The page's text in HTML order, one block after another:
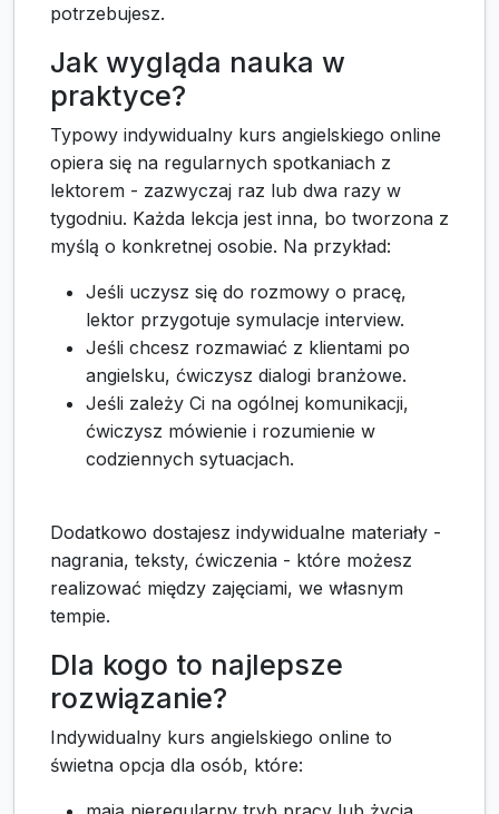
potrzebujesz.
Jak wygląda nauka w
praktyce?
Typowy indywidualny kurs angielskiego online
opiera się na regularnych spotkaniach z
lektorem - zazwyczaj raz lub dwa razy w
tygodniu. Każda lekcja jest inna, bo tworzona z
myślą o konkretnej osobie. Na przykład:
Jeśli uczysz się do rozmowy o pracę,
lektor przygotuje symulacje interview.
Jeśli chcesz rozmawiać z klientami po
angielsku, ćwiczysz dialogi branżowe.
Jeśli zależy Ci na ogólnej komunikacji,
ćwiczysz mówienie i rozumienie w
codziennych sytuacjach.
Dodatkowo dostajesz indywidualne materiały -
nagrania, teksty, ćwiczenia - które możesz
realizować między zajęciami, we własnym
tempie.
Dla kogo to najlepsze
rozwiązanie?
Indywidualny kurs angielskiego online to
świetna opcja dla osób, które: